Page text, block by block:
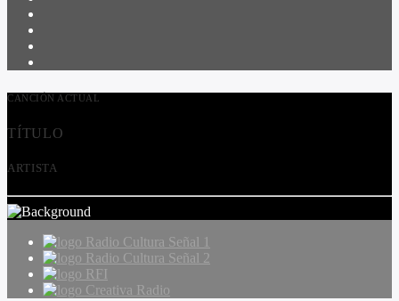
CANCIÓN ACTUAL
TÍTULO
ARTISTA
Radio Cultura Señal 1
Radio Cultura Señal 2
RFI
Creativa Radio